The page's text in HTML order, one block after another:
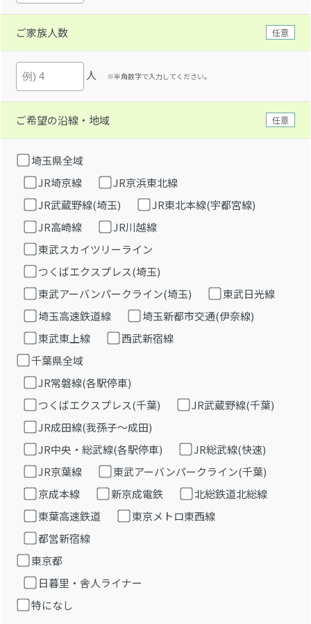
ご家族人数 任意
人 ※半角数字で入力してください。
ご希望の沿線・地域 任意
埼玉県全域
JR埼京線
JR京浜東北線
JR武蔵野線(埼玉)
JR東北本線(宇都宮線)
JR高崎線
JR川越線
東武スカイツリーライン
つくばエクスプレス(埼玉)
東武アーバンパークライン(埼玉)
東武日光線
埼玉高速鉄道線
埼玉新都市交通(伊奈線)
東武東上線
西武新宿線
千葉県全域
JR常磐線(各駅停車)
つくばエクスプレス(千葉)
JR武蔵野線(千葉)
JR成田線(我孫子～成田)
JR中央・総武線(各駅停車)
JR総武線(快速)
JR京葉線
東武アーバンパークライン(千葉)
京成本線
新京成電鉄
北総鉄道北総線
東葉高速鉄道
東京メトロ東西線
都営新宿線
東京都
日暮里・舎人ライナー
特になし